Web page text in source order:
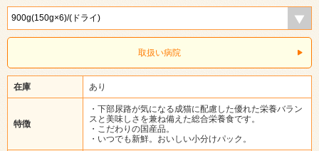
取扱い病院
在庫 あり
特徴
・下部尿路が気になる成猫に配慮した優れた栄養バラン
スと美味しさを兼ね備えた総合栄養食です。
・こだわりの国産品。
・いつでも新鮮。おいしい小分けパック。